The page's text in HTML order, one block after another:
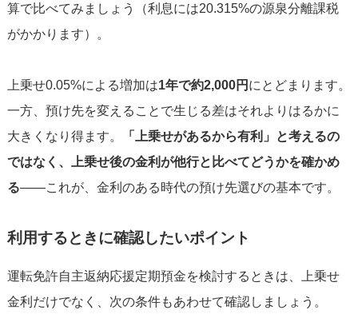
算で比べてみましょう（利息には20.315%の源泉分離課税
がかかります）。
上乗せ0.05%による増加は1年で約2,000円 にとどまります。
一方、預け先を変えることで生じる差はそれよりはるかに
大きくなり得ます。
「上乗せがあるから有利」と考えるの
ではなく、上乗せ後の金利が他行と比べてどうかを確かめ
る——これが、金利のある時代の預け先選びの基本です。
利用するときに確認したいポイント
運転免許自主返納応援定期預金を検討するときは、上乗せ
金利だけでなく、次の条件もあわせて確認しましょう。